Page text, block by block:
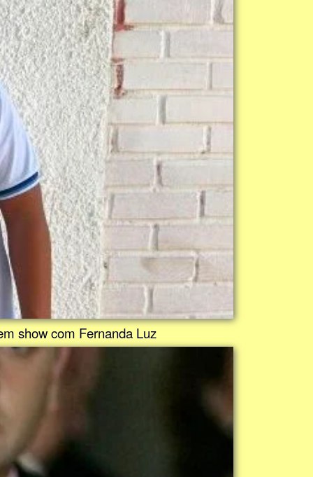
show com Fernanda Luz